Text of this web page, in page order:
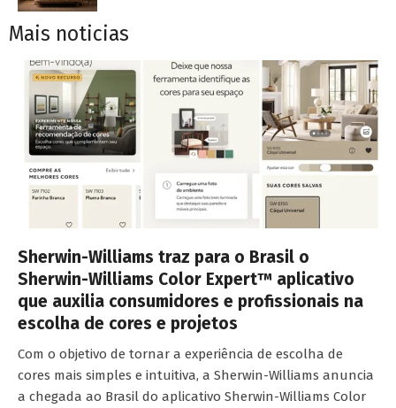
Mais noticias
Sherwin-Williams traz para o Brasil o
Sherwin-Williams Color Expert™ aplicativo
que auxilia consumidores e profissionais na
escolha de cores e projetos
Com o objetivo de tornar a experiência de escolha de
cores mais simples e intuitiva, a Sherwin-Williams anuncia
a chegada ao Brasil do aplicativo Sherwin-Williams Color